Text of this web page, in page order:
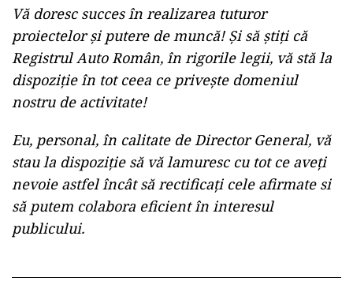
Vă doresc succes în realizarea tuturor
proiectelor și putere de muncă! Și să știți că
Registrul Auto Român, în rigorile legii, vă stă la
dispoziție în tot ceea ce privește domeniul
nostru de activitate!
Eu, personal, în calitate de Director General, vă
stau la dispoziție să vă lamuresc cu tot ce aveți
nevoie astfel încât să rectificați cele afirmate si
să putem colabora eficient în interesul
publicului.